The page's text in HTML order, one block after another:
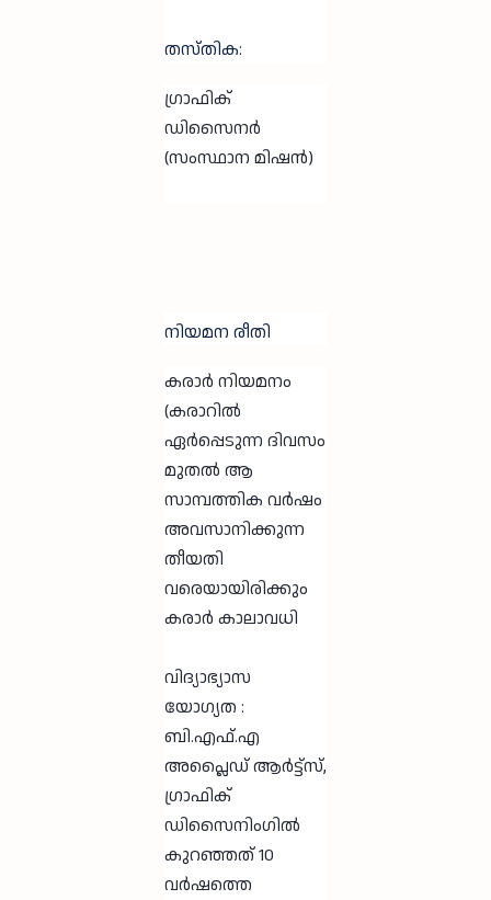
തസ്തിക:
ഗ്രാഫിക്
ഡിസൈനർ
(സംസ്ഥാന മിഷൻ)
നിയമന രീതി
കരാർ നിയമനം
(കരാറിൽ
ഏർപ്പെടുന്ന ദിവസം
മുതൽ ആ
സാമ്പത്തിക വർഷം
അവസാനിക്കുന്ന
തീയതി
വരെയായിരിക്കും
കരാർ കാലാവധി
വിദ്യാഭ്യാസ
യോഗ്യത :
ബി.എഫ്.എ
അപ്ലൈഡ് ആർട്ട്സ്,
ഗ്രാഫിക്
ഡിസൈനിംഗിൽ
കുറഞ്ഞത് 10
വർഷത്തെ